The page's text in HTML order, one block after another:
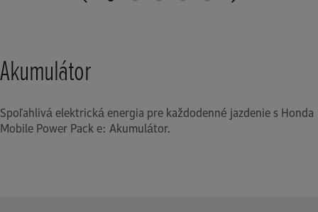
Akumulátor
Spoľahlivá elektrická energia pre každodenné jazdenie s Honda
Mobile Power Pack e: Akumulátor.